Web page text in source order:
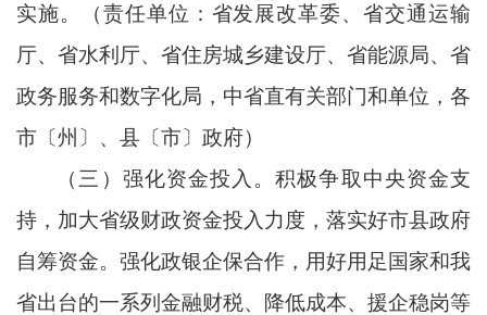
实施。（责任单位：省发展改革委、省交通运输
厅、省水利厅、省住房城乡建设厅、省能源局、省
政务服务和数字化局，中省直有关部门和单位，各
市〔州〕、县〔市〕政府）
（三）强化资金投入。积极争取中央资金支
持，加大省级财政资金投入力度，落实好市县政府
自筹资金。强化政银企保合作，用好用足国家和我
省出台的一系列金融财税、降低成本、援企稳岗等